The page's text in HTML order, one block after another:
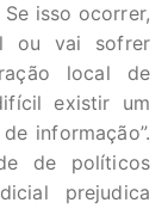
isso ocorrer,
ou vai sofrer
local de
existir um
informação”.
de políticos
prejudica